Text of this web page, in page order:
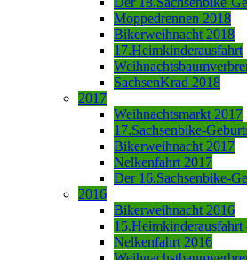
Moppedrennen 2018
Bikerweihnacht 2018
17.Heimkinderausfahrt
SachsenKrad 2018
2017
Weihnachtsmarkt 2017
17.Sachsenbike-
Bikerweihnacht 2017
Nelkenfahrt 2017
Der 16.Sachsenbike-
2016
Bikerweihnacht 2016
Nelkenfahrt 2016